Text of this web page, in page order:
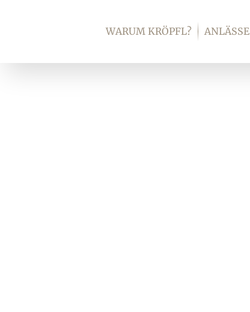
WARUM KRÖPFL? ANLÄSSE